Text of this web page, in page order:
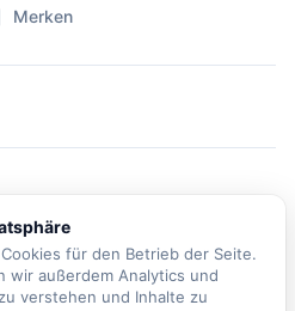
Merken
erfahrenen (Senior) Test
eine Schlüsselrolle in der
von KI in Testprozesse
verantwortlich für die
für den Betrieb der Seite.
wir außerdem Analytics und
verstehen und Inhalte zu